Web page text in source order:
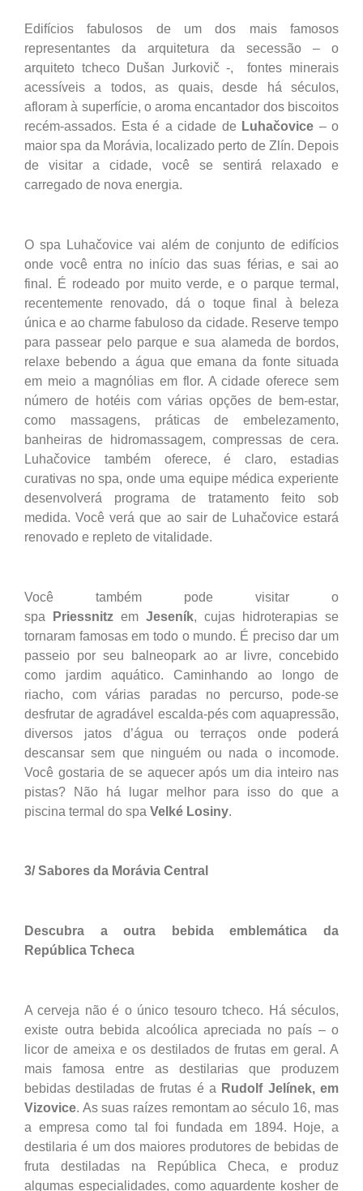
Edifícios fabulosos de um dos mais famosos
representantes da arquitetura da secessão – o
arquiteto tcheco Dušan Jurkovič -, fontes minerais
acessíveis a todos, as quais, desde há séculos,
afloram à superfície, o aroma encantador dos biscoitos
recém-assados. Esta é a cidade de Luhačovice – o
maior spa da Morávia, localizado perto de Zlín. Depois
de visitar a cidade, você se sentirá relaxado e
carregado de nova energia.
O spa Luhačovice vai além de conjunto de edifícios
onde você entra no início das suas férias, e sai ao
final. É rodeado por muito verde, e o parque termal,
recentemente renovado, dá o toque final à beleza
única e ao charme fabuloso da cidade. Reserve tempo
para passear pelo parque e sua alameda de bordos,
relaxe bebendo a água que emana da fonte situada
em meio a magnólias em flor. A cidade oferece sem
número de hotéis com várias opções de bem-estar,
como massagens, práticas de embelezamento,
banheiras de hidromassagem, compressas de cera.
Luhačovice também oferece, é claro, estadias
curativas no spa, onde uma equipe médica experiente
desenvolverá programa de tratamento feito sob
medida. Você verá que ao sair de Luhačovice estará
renovado e repleto de vitalidade.
Você também pode visitar o
spa
Priessnitz em Jeseník, cujas hidroterapias se
tornaram famosas em todo o mundo. É preciso dar um
passeio por seu balneopark ao ar livre, concebido
como jardim aquático. Caminhando ao longo de
riacho, com várias paradas no percurso, pode-se
desfrutar de agradável escalda-pés com aquapressão,
diversos jatos d’água ou terraços onde poderá
descansar sem que ninguém ou nada o incomode.
Você gostaria de se aquecer após um dia inteiro nas
pistas? Não há lugar melhor para isso do que a
piscina termal do spa Velké Losiny.
3/ Sabores da Morávia Central
Descubra a outra bebida emblemática da
República Tcheca
A cerveja não é o único tesouro tcheco. Há séculos,
existe outra bebida alcoólica apreciada no país – o
licor de ameixa e os destilados de frutas em geral. A
mais famosa entre as destilarias que produzem
bebidas destiladas de frutas é a Rudolf Jelínek, em
Vizovice. As suas raízes remontam ao século 16, mas
a empresa como tal foi fundada em 1894. Hoje, a
destilaria é um dos maiores produtores de bebidas de
fruta destiladas na República Checa, e produz
algumas especialidades, como aguardente kosher de